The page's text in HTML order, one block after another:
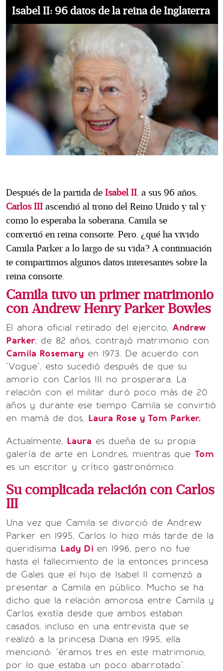
Isabel II: 96 datos de la reina de Inglaterra
Después de la partida de Isabel II, a sus 96 años,
Carlos III ascendió al trono del Reino Unido y tal y
como lo esperaba la soberana, Camila se
convertió en reina consorte. Pero, ¿qué ha vivido
Camila Parker a lo largo de su vida? A continuación
te compartimos algunos datos interesantes sobre la
reina consorte.
Camila tuvo un primer matrimonio
con Andrew Henry Parker Bowles
El ahora oficial retirado del ejercito, Andrew
Parker, de 82 años, contrajó matrimonio con
Camila Rosemary en 1973. De acuerdo con
"Vogue", esto sucedió después de que su
amorío con Carlos III no prosperara. La
relación con el militar duró poco más de 20
años y durante ese tiempo Camila se convirtió
en mamá de dos, Laura Rose y Tom Parker.
Actualmente, Laura es dueña de su propia
galería de arte en Londres, mientras que Tom
es un escritor y crítico gastronómico.
Su complicada relación con Carlos
III
Una vez que Camila se divorció de Andrew
Parker en 1995, Carlos lo hizo más tarde de la
queridísima Lady Di en 1996, pero no fue
hasta el fallecimiento de la entonces princesa
de Gales que el hijo de Isabel II comenzó a
presentar a Camila en público. Mucho se ha
dicho que la relación amorosa entre Camila y
Carlos existía desde que ambos estaban
casados, incluso en una entrevista que se
realizó a la princesa Diana en 1995, ella
mencionó: "éramos tres en este matrimonio,
por lo que estaba un poco abarrotado".